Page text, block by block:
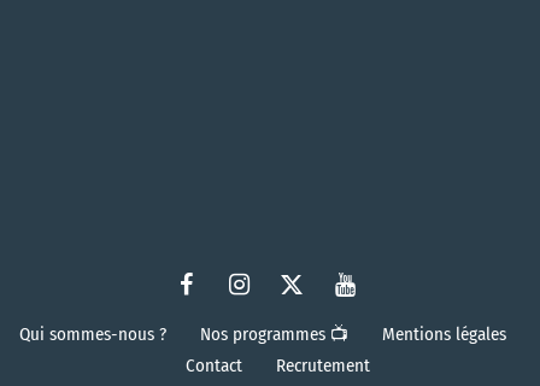
Qui sommes-nous ? Nos programmes 📺
Mentions légales
Contact
Recrutement